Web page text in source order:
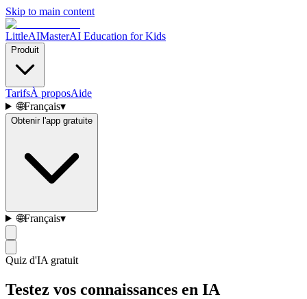
Skip to main content
LittleAIMasterAI Education for Kids
Produit
TarifsÀ proposAide
🌐Français▾
Obtenir l'app gratuite
🌐Français▾
Quiz d'IA gratuit
Testez vos connaissances en IA